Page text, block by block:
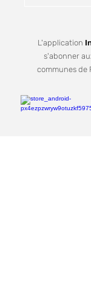
L'application
s'abonner
communes de